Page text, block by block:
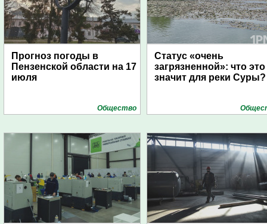
Прогноз погоды в
Пензенской области на 17
июля
Общество
Статус «очень
загрязненной»: что это
значит для реки Суры?